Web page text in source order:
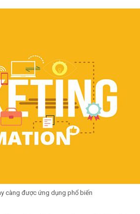
càng được ứng dụng phổ biến